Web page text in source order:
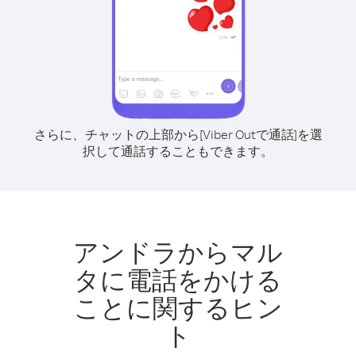
さらに、チャットの上部から[Viber Outで通話]を選
択して通話することもできます。
アンドラからマル
タに電話をかける
ことに関するヒン
ト